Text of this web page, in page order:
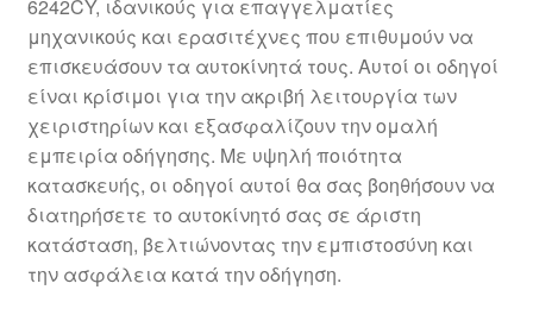
Ο λογαριασμός μου
Ολοκλήρωση αγοράς
Οροι και Προϋποθέσεις
Παγκόσμια αποστολή
6242CY, ιδανικούς για επαγγελματίες
μηχανικούς και ερασιτέχνες που επιθυμούν να
επισκευάσουν τα αυτοκίνητά τους. Αυτοί οι οδηγοί
είναι κρίσιμοι για την ακριβή λειτουργία των
χειριστηρίων και εξασφαλίζουν την ομαλή
εμπειρία οδήγησης. Με υψηλή ποιότητα
κατασκευής, οι οδηγοί αυτοί θα σας βοηθήσουν να
διατηρήσετε το αυτοκίνητό σας σε άριστη
κατάσταση, βελτιώνοντας την εμπιστοσύνη και
την ασφάλεια κατά την οδήγηση.